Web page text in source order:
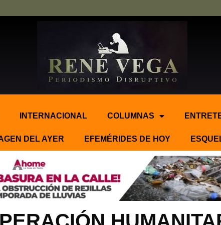
INTERNACIONAL COLUMNAS
DEL AYER EFEMÉRIDES DE HOY